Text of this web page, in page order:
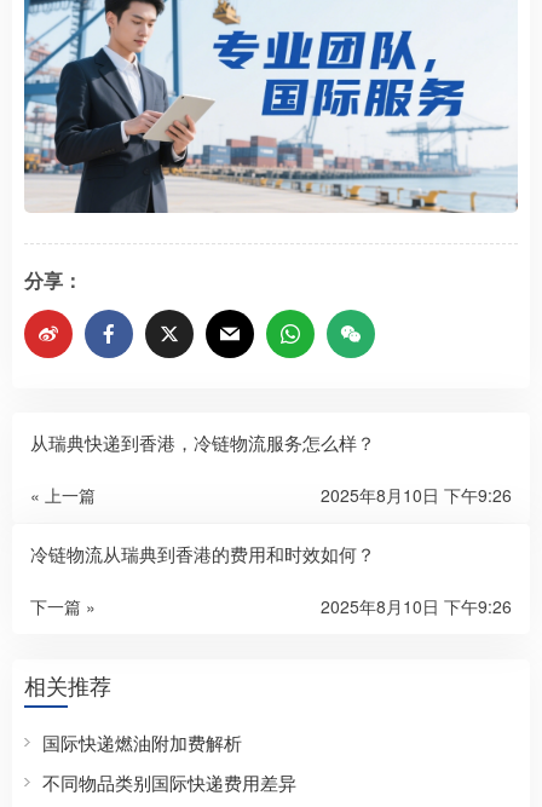
分享：
从瑞典快递到香港，冷链物流服务怎么样？​
« 上一篇 2025年8月10日 下午9:26
冷链物流从瑞典到香港的费用和时效如何？​
下一篇 » 2025年8月10日 下午9:26
相关推荐
国际快递燃油附加费解析
不同物品类别国际快递费用差异